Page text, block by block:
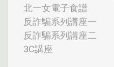
北一女電子食譜
反詐騙系列講座一
反詐騙系列講座二
3C講座